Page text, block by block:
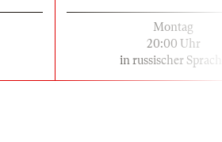
Montag
20:00 Uhr
in russischer Sprache